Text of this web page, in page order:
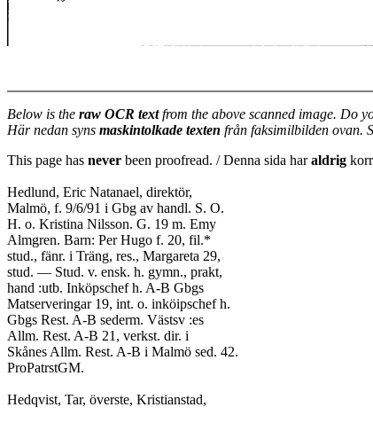
Below is the raw OCR textfrom the above scanned image. Do
Här nedan syns maskintolkade texten från faksimilbilden ovan.
This page has never been proofread. / Denna sida haraldrig
Hedlund, Eric Natanael, direktör,
Malmö, f. 9/6/91 i Gbg av handl. S. O.
H. o. Kristina Nilsson. G. 19 m. Emy
Almgren. Barn: Per Hugo f. 20, fil.*
stud., fänr. i Träng, res., Margareta 29,
stud. — Stud. v. ensk. h. gymn., prakt,
hand :utb. Inköpschef h. A-B Gbgs
Matserveringar 19, int. o. inköipschef h.
Gbgs Rest. A-B sederm. Västsv :es
Allm. Rest. A-B 21, verkst. dir. i
Skånes Allm. Rest. A-B i Malmö sed. 42.
ProPatrstGM.
Hedqvist, Tar, överste, Kristianstad,